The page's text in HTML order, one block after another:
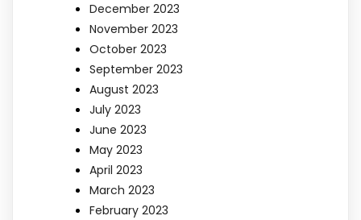
December 2023
November 2023
October 2023
September 2023
August 2023
July 2023
June 2023
May 2023
April 2023
March 2023
February 2023